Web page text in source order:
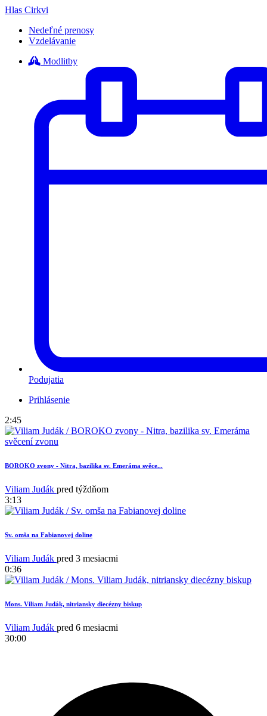
Hlas Cirkvi
Nedeľné prenosy
Vzdelávanie
Modlitby
Podujatia
Prihlásenie
2:45
BOROKO zvony - Nitra, bazilika sv. Emeráma svěce...
Viliam Judák pred týždňom
3:13
Sv. omša na Fabianovej doline
Viliam Judák pred 3 mesiacmi
0:36
Mons. Viliam Judák, nitriansky diecézny biskup
Viliam Judák pred 6 mesiacmi
30:00